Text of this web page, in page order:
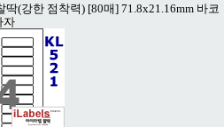
(강한 점착력) [80매] 71.8x21.16mm 바코
자